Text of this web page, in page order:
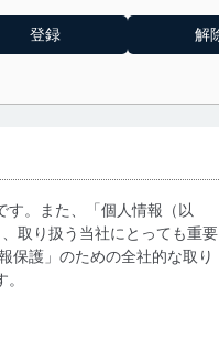
す。また、「個人情報（以
取り扱う当社にとっても重要
保護」のための全社的な取り